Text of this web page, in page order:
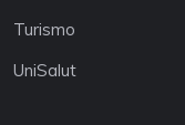
Turismo
UniSalut